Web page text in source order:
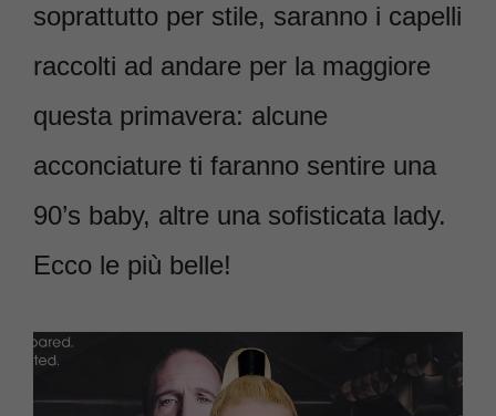
soprattutto per stile, saranno i capelli
raccolti ad andare per la maggiore
questa primavera: alcune
acconciature ti faranno sentire una
90’s baby, altre una sofisticata lady.
Ecco le più belle!